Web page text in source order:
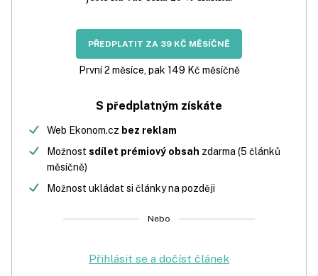
PŘEDPLATIT ZA 39 KČ MĚSÍČNĚ
První 2 měsíce, pak 149 Kč měsíčně
S předplatným získáte
Web Ekonom.cz bez reklam
Možnost sdílet prémiový obsah zdarma (5 článků
měsíčně)
Možnost ukládat si články na později
Nebo
Přihlásit se a dočíst článek